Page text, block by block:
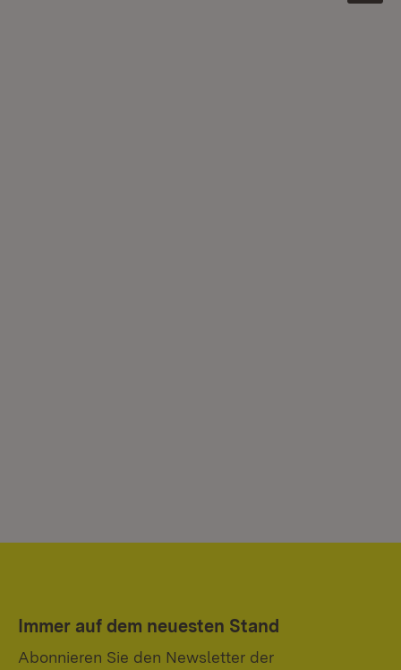
Immer auf dem neuesten Stand
Abonnieren Sie den Newsletter der